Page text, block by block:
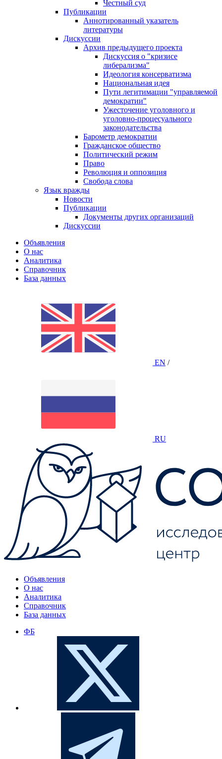
Честный суд
Публикации
Аннотированный указатель
литературы
Дискуссии
Архив предыдущего проекта
Дискуссия о "кризисе
либерализма"
Идеология консерватизма
Национальная идея
Пути легитимации "управляемой
демократии"
Ужесточение уголовного и
уголовно-процесуального
законодательства
Барометр демократии
Гражданское общество
Политический режим
Право
Революция и оппозиция
Свобода слова
Язык вражды
Новости
Публикации
Документы других организаций
Дискуссии
Объявления
О нас
Аналитика
Справочник
База данных
EN /
RU
Объявления
О нас
Аналитика
Справочник
База данных
ФБ